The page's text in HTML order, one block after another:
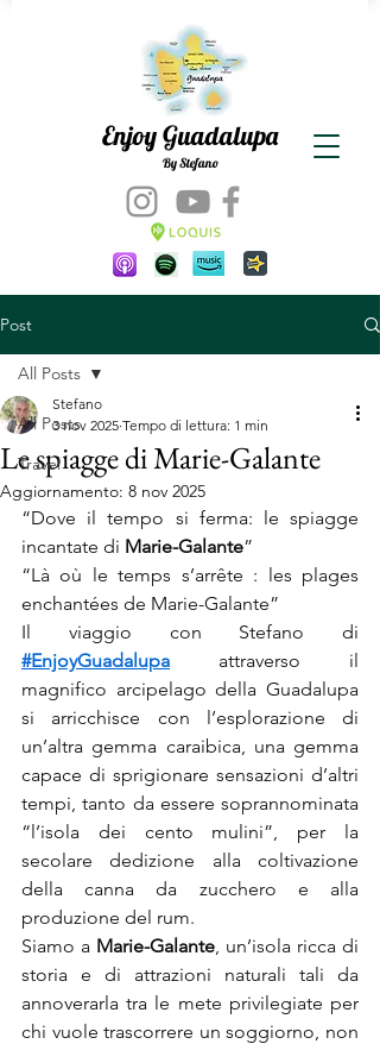
Enjoy Guadalupa
By Stefano
Post
All Posts
Travel
All Posts
Le spiagge di Marie-Galante
Stefano
3 nov 2025 Tempo di lettura: 1 min
Aggiornamento: 8 nov 2025
“Dove il tempo si ferma: le spiagge
incantate di Marie-Galante”
“Là où le temps s’arrête : les plages
enchantées de Marie-Galante”
#EnjoyGuadalupa attraverso il
magnifico arcipelago della Guadalupa
si arricchisce con l’esplorazione di
un’altra gemma caraibica, una gemma
capace di sprigionare sensazioni d’altri
tempi, tanto da essere soprannominata
“l’isola dei cento mulini”, per la
secolare dedizione alla coltivazione
della canna da zucchero e alla
produzione del rum.
Siamo a Marie-Galante, un’isola ricca di
storia e di attrazioni naturali tali da
annoverarla tra le mete privilegiate per
chi vuole trascorrere un soggiorno, non